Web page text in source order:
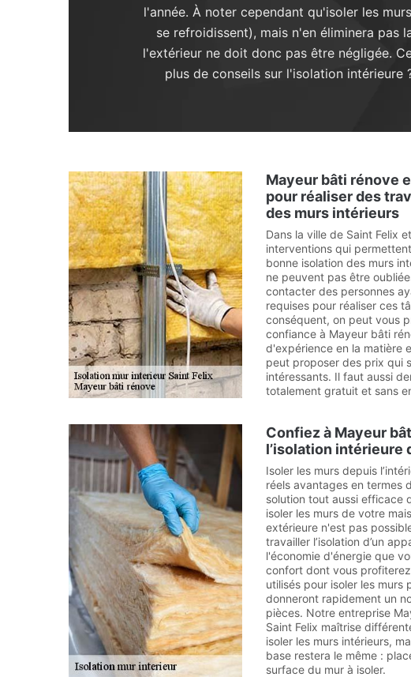
l'année. À noter cependant qu'isoler les
se refroidissent), mais n'en éliminera pas
l'extérieur ne doit donc pas être négligée.
plus de conseils sur l'isolation intérieure
Mayeur bâti rénove
pour réaliser des
des murs intérieurs
Dans la ville de Saint Felix
interventions qui
bonne isolation des murs
ne peuvent pas être
contacter des personnes
requises pour réaliser ces
conséquent, on peut vous
confiance à Mayeur bâti
d'expérience en la matière
peut proposer des prix qui
intéressants. Il faut aussi
totalement gratuit et sans
Confiez à Mayeur
l’isolation intérieure
Isoler les murs depuis
réels avantages en termes
solution tout aussi efficace
isoler les murs de votre
extérieure n'est pas
travailler l’isolation d’un
l'économie d'énergie que
confort dont vous
utilisés pour isoler les murs
donneront rapidement un
pièces. Notre entreprise
Saint Felix maîtrise
isoler les murs intérieurs,
base restera le même :
surface du mur à isoler.